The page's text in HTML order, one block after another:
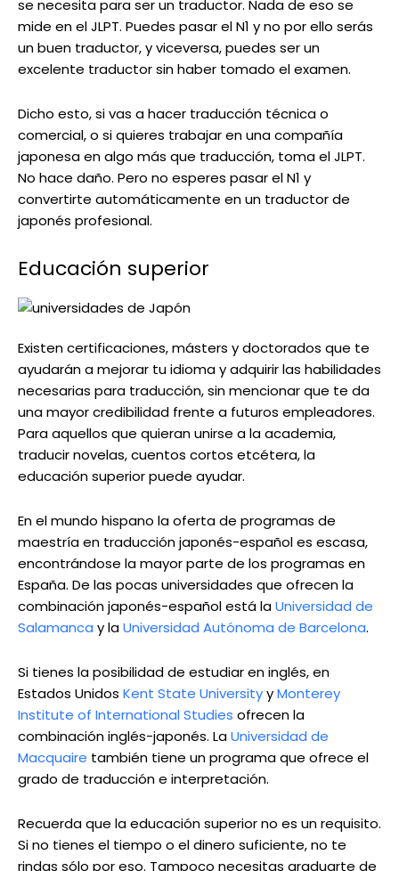
se necesita para ser un traductor. Nada de eso se
mide en el JLPT. Puedes pasar el N1 y no por ello serás
un buen traductor, y viceversa, puedes ser un
excelente traductor sin haber tomado el examen.
Dicho esto, si vas a hacer traducción técnica o
comercial, o si quieres trabajar en una compañía
japonesa en algo más que traducción, toma el JLPT.
No hace daño. Pero no esperes pasar el N1 y
convertirte automáticamente en un traductor de
japonés profesional.
Educación superior
Existen certificaciones, másters y doctorados que te
ayudarán a mejorar tu idioma y adquirir las habilidades
necesarias para traducción, sin mencionar que te da
una mayor credibilidad frente a futuros empleadores.
Para aquellos que quieran unirse a la academia,
traducir novelas, cuentos cortos etcétera, la
educación superior puede ayudar.
En el mundo hispano la oferta de programas de
maestría en traducción japonés-español es escasa,
encontrándose la mayor parte de los programas en
España. De las pocas universidades que ofrecen la
combinación japonés-español está laUniversidad de
Salamanca y laUniversidad Autónoma de Barcelona.
Si tienes la posibilidad de estudiar en inglés, en
Estados Unidos Kent State UniversityyMonterey
Institute of International Studies ofrecen la
combinación inglés-japonés. LaUniversidad de
Macquaire también tiene un programa que ofrece el
grado de traducción e interpretación.
Recuerda que la educación superior no es un requisito.
Si no tienes el tiempo o el dinero suficiente, no te
rindas sólo por eso. Tampoco necesitas graduarte de